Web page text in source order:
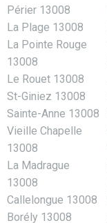
Périer 13008
La Plage 13008
La Pointe Rouge
13008
Le Rouet 13008
St-Giniez 13008
Sainte-Anne 13008
Vieille Chapelle
13008
La Madrague
13008
Callelongue 13008
Borély 13008